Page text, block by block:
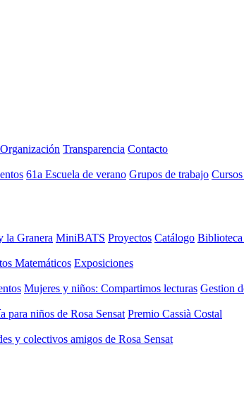
Organización Transparencia Contacto
61a Escuela de verano Grupos de trabajo
la Granera MiniBATS Proyectos Catálogo Biblioteca
Matemáticos Exposiciones
Mujeres y niños: Compartimos lecturas Gestion
para niños de Rosa Sensat Premio Cassià Costal
y colectivos amigos de Rosa Sensat